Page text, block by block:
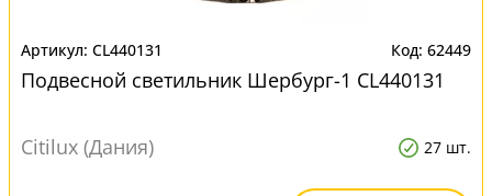
CL440131 62449
Подвесной светильник Шербург-1 CL440131
Citilux (Дания) 27 шт.